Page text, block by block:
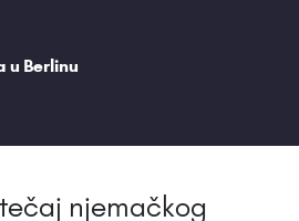
u Berlinu
njemačkog